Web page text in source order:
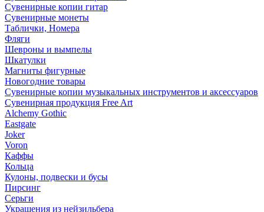
Сувенирные копии гитар
Сувенирные монеты
Таблички, Номера
Фляги
Шевроны и вымпелы
Шкатулки
Магниты фигурные
Новогодние товары
Сувенирные копии музыкальных инструментов и аксессуаров
Сувенирная продукция Free Art
Alchemy Gothic
Eastgate
Joker
Voron
Каффы
Кольца
Кулоны, подвески и бусы
Пирсинг
Серьги
Украшения из нейзильбера